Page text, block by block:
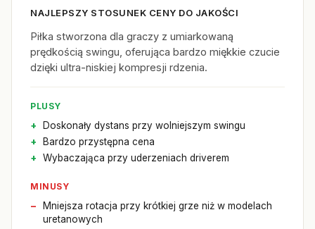
NAJLEPSZY STOSUNEK CENY DO JAKOŚCI
Piłka stworzona dla graczy z umiarkowaną
prędkością swingu, oferująca bardzo miękkie czucie
dzięki ultra-niskiej kompresji rdzenia.
PLUSY
Doskonały dystans przy wolniejszym swingu
Bardzo przystępna cena
Wybaczająca przy uderzeniach driverem
MINUSY
Mniejsza rotacja przy krótkiej grze niż w modelach
uretanowych